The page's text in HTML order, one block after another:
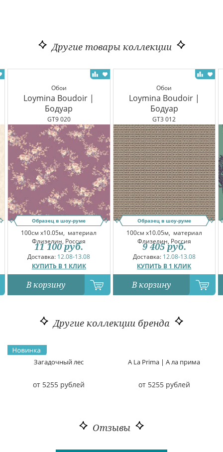
Другие товары коллекции
Обои
Loymina Boudoir |
Бодуар
GT9 020
Образец в шоу-руме
100см x10.05м, материал
Флизелин, Россия
Доставка: 12.08-13.08
КУПИТЬ В 1 КЛИК
11 100 руб.
В корзину
Обои
Loymina Boudoir |
Бодуар
GT3 012
Образец в шоу-руме
100см x10.05м, материал
Флизелин, Россия
Доставка: 12.08-13.08
КУПИТЬ В 1 КЛИК
9 405 руб.
В корзину
Другие коллекции бренда
Загадочный лес
от 5255 рублей
A La Prima | А ла прима
от 5255 рублей
Отзывы